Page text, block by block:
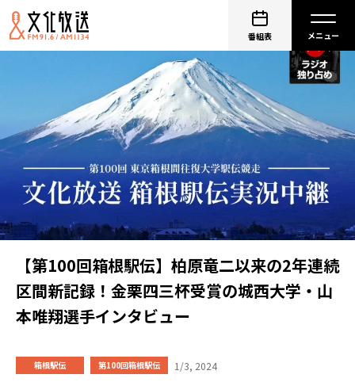
番組表
【第100回箱根駅伝】柏原竜二以来の2年連続
区間新記録！金栗四三杯受賞の城西大学・山
本唯翔選手インタビュー
箱根駅伝 第100回箱根駅伝 1/3, 2024